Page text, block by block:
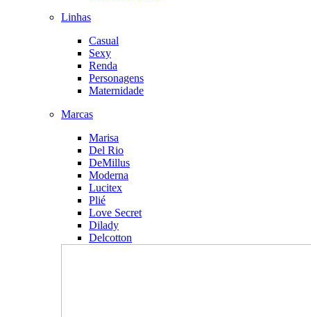
Linhas
Casual
Sexy
Renda
Personagens
Maternidade
Marcas
Marisa
Del Rio
DeMillus
Moderna
Lucitex
Plié
Love Secret
Dilady
Delcotton